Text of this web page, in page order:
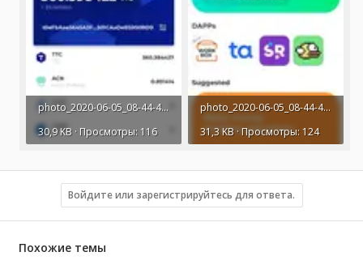
photo_2020-06-05_08-44-46.webp
30,9 KB · Просмотры: 116
photo_2020-06-05_08-44-47.webp
31,3 KB · Просмотры: 124
Войдите или зарегистрируйтесь для ответа.
Похожие темы